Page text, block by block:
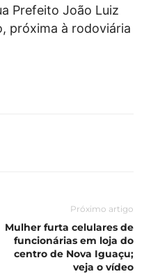
Prefeito João Luiz
próxima à rodoviária
Próximo artigo
Mulher furta celulares de
funcionárias em loja do
centro de Nova Iguaçu;
veja o vídeo